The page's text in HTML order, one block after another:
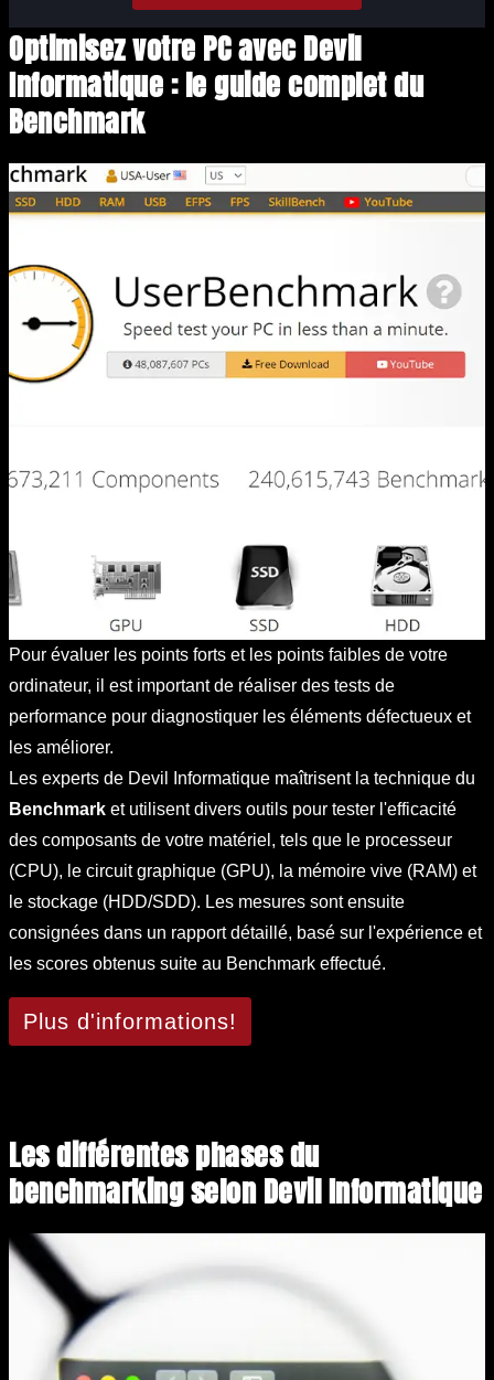
Optimisez votre PC avec Devil
Informatique : le guide complet du
Benchmark
Pour évaluer les points forts et les points faibles de votre
ordinateur, il est important de réaliser des tests de
performance pour diagnostiquer les éléments défectueux et
les améliorer.
Les experts de Devil Informatique maîtrisent la technique du
Benchmark et utilisent divers outils pour tester l'efficacité
des composants de votre matériel, tels que le processeur
(CPU), le circuit graphique (GPU), la mémoire vive (RAM) et
le stockage (HDD/SDD). Les mesures sont ensuite
consignées dans un rapport détaillé, basé sur l'expérience et
les scores obtenus suite au Benchmark effectué.
Plus d'informations!
Les différentes phases du
benchmarking selon Devil Informatique